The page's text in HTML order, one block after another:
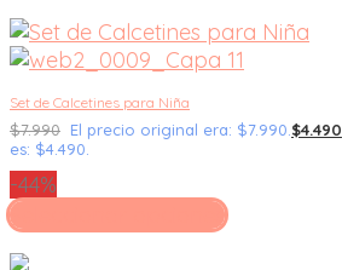
Set de Calcetines para Niña
$7.990 El precio original era: $7.990. $4.490
es: $4.490.
-44%
Seleccionar opciones